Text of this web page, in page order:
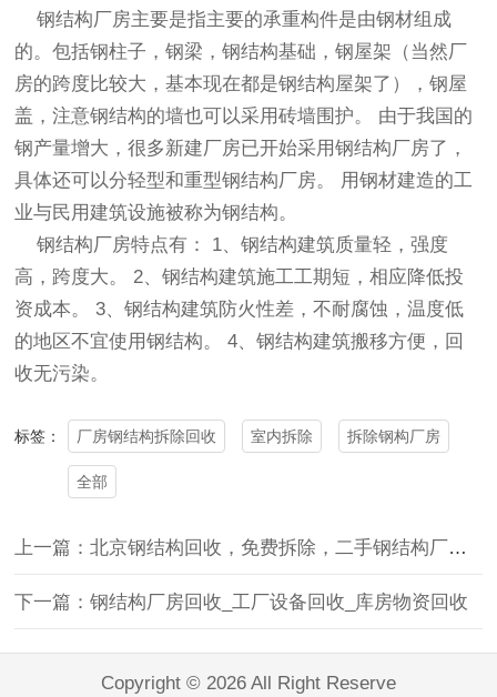
钢结构厂房主要是指主要的承重构件是由钢材组成
的。包括钢柱子，钢梁，钢结构基础，钢屋架（当然厂
房的跨度比较大，基本现在都是钢结构屋架了），钢屋
盖，注意钢结构的墙也可以采用砖墙围护。 由于我国的
钢产量增大，很多新建厂房已开始采用钢结构厂房了，
具体还可以分轻型和重型钢结构厂房。 用钢材建造的工
业与民用建筑设施被称为钢结构。
钢结构厂房特点有： 1、钢结构建筑质量轻，强度
高，跨度大。 2、钢结构建筑施工工期短，相应降低投
资成本。 3、钢结构建筑防火性差，不耐腐蚀，温度低
的地区不宜使用钢结构。 4、钢结构建筑搬移方便，回
收无污染。
标签： 厂房钢结构拆除回收 室内拆除 拆除钢构厂房
全部
上一篇：北京钢结构回收，免费拆除，二手钢结构厂房回收
下一篇：钢结构厂房回收_工厂设备回收_库房物资回收
Copyright © 2026 All Right Reserve